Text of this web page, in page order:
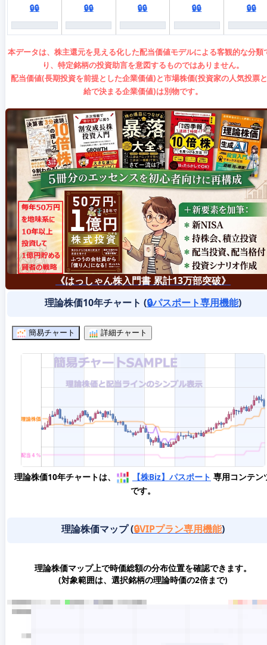
🔒🔒 🔒🔒 🔒🔒 🔒🔒 🔒🔒
本データは、株主還元を見える化した配当価値モデルによる客観的な分類
り、特定銘柄の投資助言を意図するものではありません。
配当価値(長期投資を前提とした企業価値)と市場株価(投資家の人気投票
給で決まる企業価値)は別物です。
《はっしゃん株入門書 累計13万部突破》
理論株価10年チャート (🔒パスポート専用機能)
簡易チャート 詳細チャート
理論株価10年チャートは、 【株Biz】パスポート 専用コンテン
です。
理論株価マップ (🔒VIPプラン専用機能)
理論株価マップ上で時価総額の分布位置を確認できます。
(対象範囲は、選択銘柄の理論時価の2倍まで)